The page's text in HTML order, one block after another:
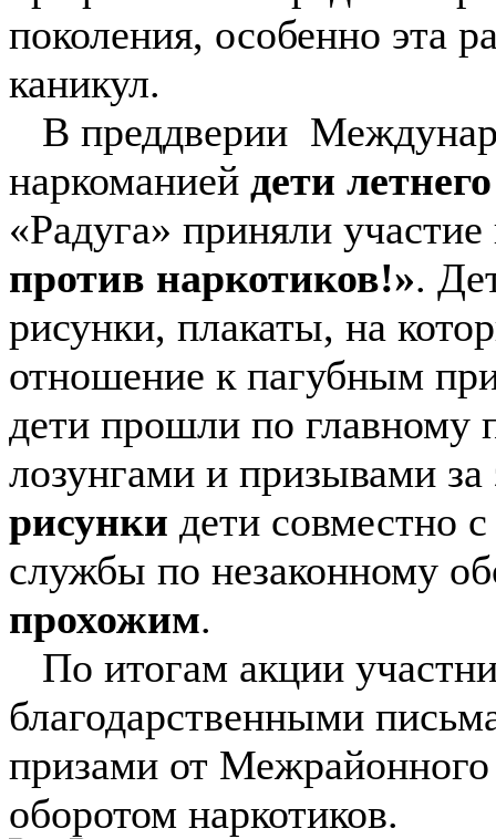
поколения, особенно эта
каникул.
В преддверии
наркоманией дети
«Радуга» приняли
против наркотиков!».
рисунки, плакаты, на
отношение к пагубным
дети прошли по главному
лозунгами и призывами
рисунки дети совместно
службы по незаконному
прохожим.
По итогам акции
благодарственными
призами от Межрайонного
оборотом наркотиков.